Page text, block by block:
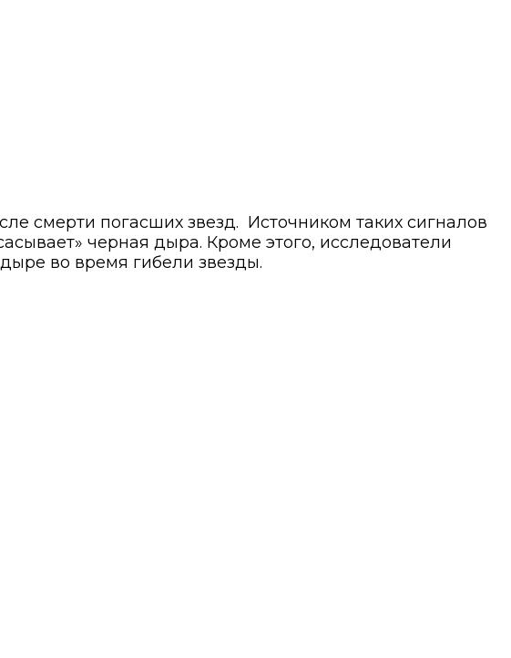
смерти погасших звезд. Источником таких сигналов
черная дыра. Кроме этого, исследователи
во время гибели звезды.